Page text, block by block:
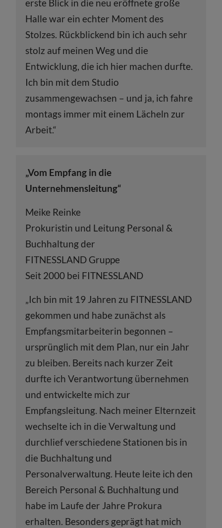
erste Blick in die neu eröffnete große
Halle war ein echter Moment des
Stolzes. Rückblickend bin ich auch sehr
stolz auf meinen Weg und die
Entwicklung, die ich hier machen durfte.
Ich bin mit dem Studio
zusammengewachsen – und ja, ich fahre
montags immer mit einem Lächeln zur
Arbeit.“
„Vom Empfang in die
Unternehmensleitung“
Meike Reinke
Prokuristin und Leitung Personal &
Buchhaltung der
FITNESSLAND Gruppe
Seit 2000 bei FITNESSLAND
„Ich bin mit 19 Jahren zu FITNESSLAND
gekommen und habe zunächst als
Empfangsmitarbeiterin begonnen –
ursprünglich mit dem Plan, nur ein Jahr
zu bleiben. Bereits nach kurzer Zeit
durfte ich Verantwortung übernehmen
und entwickelte mich zur
Empfangsleitung. Nach meiner Elternzeit
wechselte ich in die Verwaltung und
durchlief verschiedene Stationen bis in
die Buchhaltung und
Personalverwaltung. Heute leite ich den
Bereich Personal & Buchhaltung und
habe im Laufe der Jahre Prokura
erhalten. Besonders geprägt hat mich